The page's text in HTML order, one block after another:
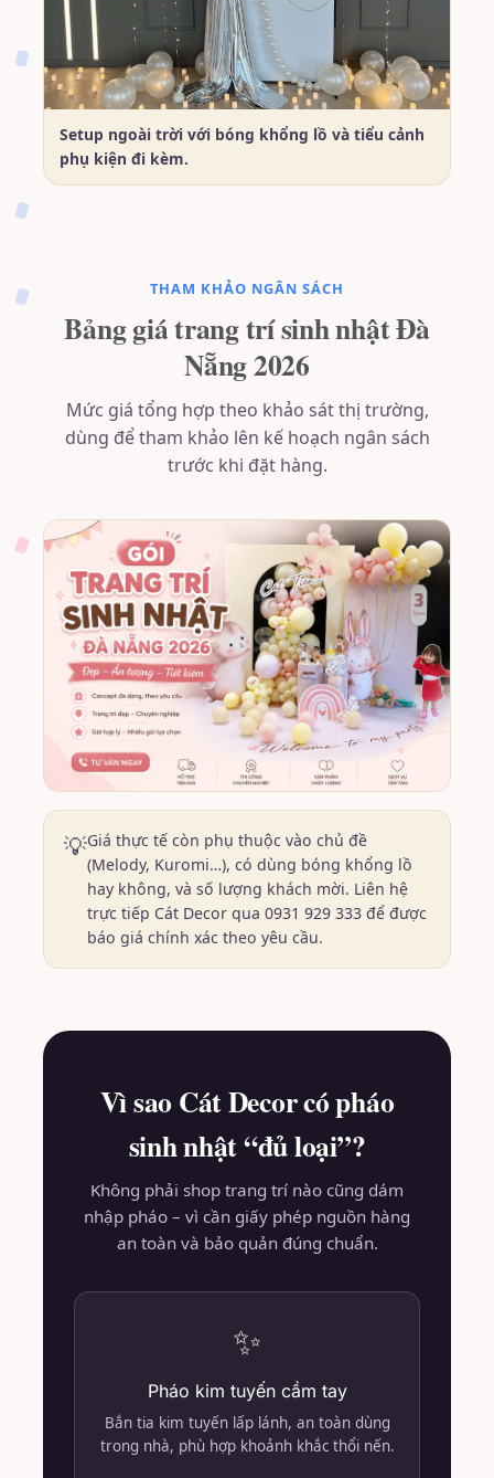
Setup ngoài trời với bóng khổng lồ và tiểu cảnh
phụ kiện đi kèm.
THAM KHẢO NGÂN SÁCH
Bảng giá trang trí sinh nhật Đà
Nẵng 2026
Mức giá tổng hợp theo khảo sát thị trường,
dùng để tham khảo lên kế hoạch ngân sách
trước khi đặt hàng.
💡Giá thực tế còn phụ thuộc vào chủ đề
(Melody, Kuromi…), có dùng bóng khổng lồ
hay không, và số lượng khách mời. Liên hệ
trực tiếp Cát Decor qua 0931 929 333 để được
báo giá chính xác theo yêu cầu.
Vì sao Cát Decor có pháo
sinh nhật “đủ loại”?
Không phải shop trang trí nào cũng dám
nhập pháo – vì cần giấy phép nguồn hàng
an toàn và bảo quản đúng chuẩn.
✨
Pháo kim tuyến cầm tay
Bắn tia kim tuyến lấp lánh, an toàn dùng
trong nhà, phù hợp khoảnh khắc thổi nến.